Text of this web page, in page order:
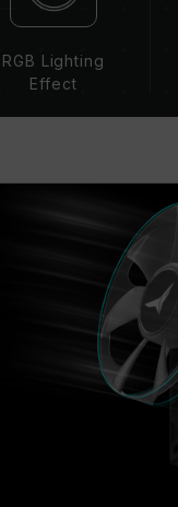
RGB Lighting
Effect